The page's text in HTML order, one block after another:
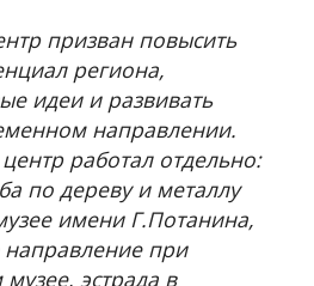
призван повысить
региона,
идеи и развивать
направлении.
работал отдельно:
по дереву и металлу
имени Г.Потанина,
при
эстрада в